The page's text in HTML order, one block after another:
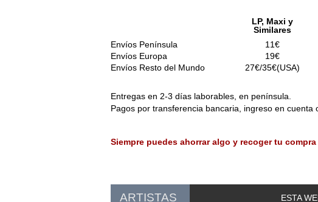
LP, Maxi y
Similares
Envíos Península
11€
Envíos Europa
19€
Envíos Resto del Mundo
27€/35€(USA)
Entregas en 2-3 días laborables, en península.
Pagos por transferencia bancaria, ingreso en cuenta
Siempre puedes ahorrar algo y recoger tu
ARTISTAS ESTA